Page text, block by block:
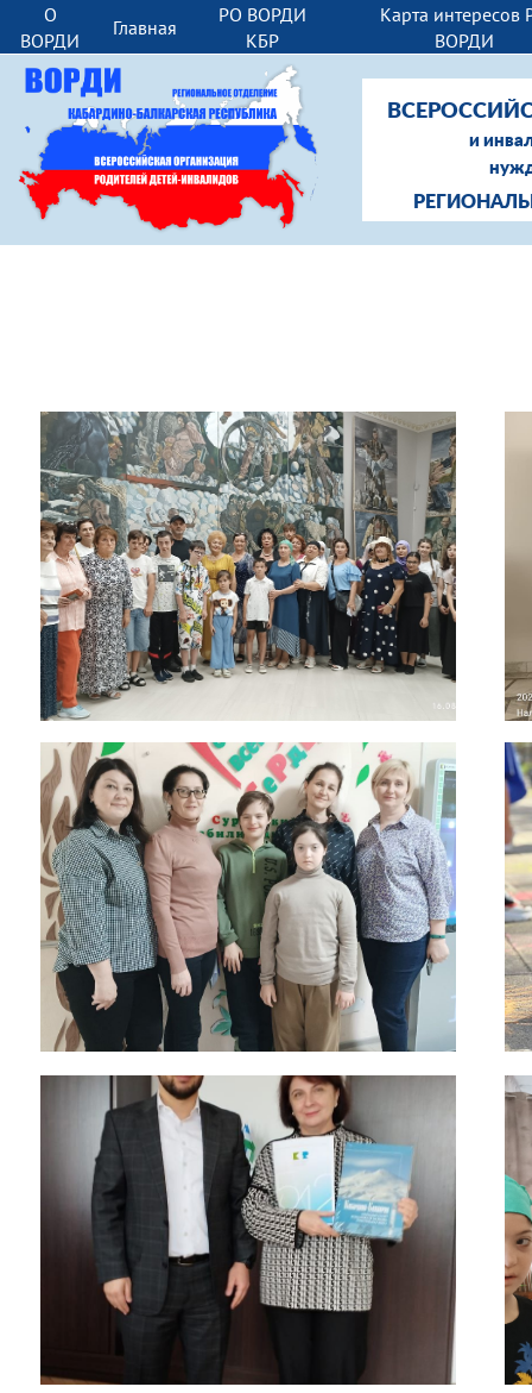
О
ВОРДИ
Главная
РО ВОРДИ
КБР
Карта интересов
ВОРДИ
и